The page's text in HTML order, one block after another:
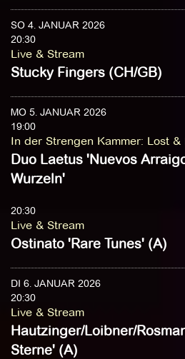
SO 4. JANUAR 2026
20:30
Live & Stream
Stucky Fingers (CH/GB)
MO 5. JANUAR 2026
19:00
In der Strengen Kammer: Lost &
Duo Laetus 'Nuevos
Wurzeln'
20:30
Live & Stream
Ostinato 'Rare Tunes' (A)
DI 6. JANUAR 2026
20:30
Live & Stream
Hautzinger/Loibner/
Sterne' (A)